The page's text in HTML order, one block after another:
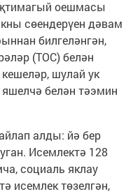
оешмасы
сөендерүен дәвам
билгеләнгән,
(ТОС) белән
шулай ук
белән тәэмин
алды: йә бер
Исемлектә 128
социаль яклау
исемлек төзелгән,